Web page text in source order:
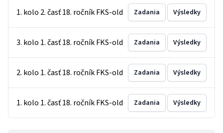
1. kolo 2. časť 18. ročník FKS-old Zadania Výsledky
3. kolo 1. časť 18. ročník FKS-old Zadania Výsledky
2. kolo 1. časť 18. ročník FKS-old Zadania Výsledky
1. kolo 1. časť 18. ročník FKS-old Zadania Výsledky